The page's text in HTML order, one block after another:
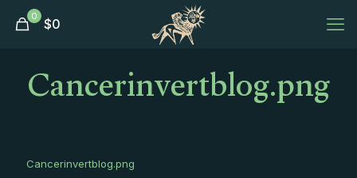
0 $0
Cancerinvertblog.png
Cancerinvertblog.png